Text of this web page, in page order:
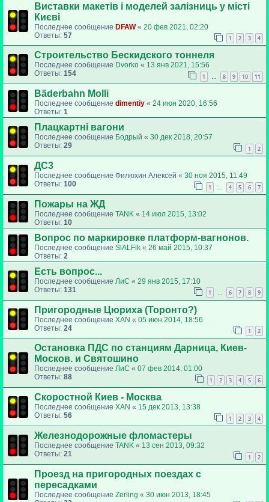
Виставки макетів і моделей залізниць у місті
Києві
Последнее сообщение DFAW« 20 фев 2021, 02:20
Ответы: 57 1 2 3 4
Строительство Бескидского тоннеля
Последнее сообщение Dvorko « 13 янв 2021, 15:56
Ответы: 154 1 … 8 9 10 11
Bäderbahn Molli
Последнее сообщение dimentiy « 24 июн 2020, 16:56
Ответы: 1
Плацкартні вагони
Последнее сообщение Бодрый « 30 дек 2018, 20:57
Ответы: 29 1 2
ДС3
Последнее сообщение Филюхин Алексей « 30 ноя 2015, 11:49
Ответы: 100 1 4 5 6 7
Пожары на ЖД
Последнее сообщение TANK « 14 июл 2015, 13:02
Ответы: 10
Вопрос по маркировке платформ-вагнонов.
Последнее сообщение SlALFik « 26 май 2015, 10:37
Ответы: 2
Есть вопрос...
Последнее сообщение ЛиС « 29 янв 2015, 17:10
Ответы: 131 1 6 7 8 9
Пригородные Цюриха (Торонто?)
Последнее сообщение XAN « 05 июн 2014, 18:56
Ответы: 24 1 2
Остановка ПДС по станциям Дарница, Киев-
Москов. и Святошино
Последнее сообщение ЛиС « 07 фев 2014, 01:00
Ответы: 88 1 2 3 4 5 6
Скоростной Киев - Москва
Последнее сообщение XAN « 15 дек 2013, 13:38
Ответы: 56 1 2 3 4
Железнодорожные фломастеры
Последнее сообщение TANK « 13 сен 2013, 09:32
Ответы: 21 1 2
Проезд на пригородных поездах с
пересадками
Последнее сообщение Zerling « 30 июн 2013, 18:45